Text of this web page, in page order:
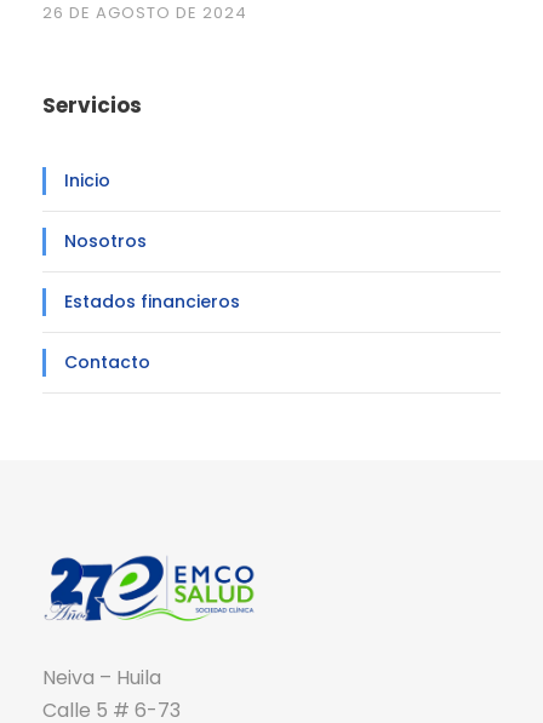
26 DE AGOSTO DE 2024
Servicios
Inicio
Nosotros
Estados financieros
Contacto
Neiva – Huila
Calle 5 # 6-73